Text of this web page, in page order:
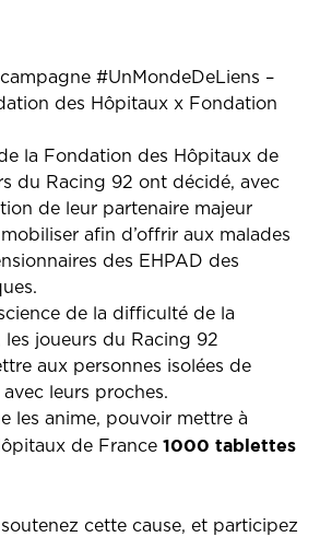
#UnMondeDeLiens –
des Hôpitaux x Fondation
la Fondation des Hôpitaux de
du Racing 92 ont décidé, avec
de leur partenaire majeur
afin d’offrir aux malades
des EHPAD des
de la difficulté de la
joueurs du Racing 92
aux personnes isolées de
leurs proches.
les anime, pouvoir mettre à
de France 1000 tablettes
cette cause, et participez